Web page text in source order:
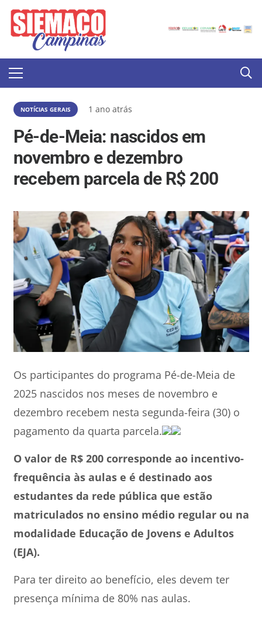
NOTÍCIAS GERAIS 1 ano atrás
Pé-de-Meia: nascidos em
novembro e dezembro
recebem parcela de R$ 200
Os participantes do programa Pé-de-Meia de
2025 nascidos nos meses de novembro e
dezembro recebem nesta segunda-feira (30) o
pagamento da quarta parcela.
O valor de R$ 200 corresponde ao incentivo-
frequência às aulas e é destinado aos
estudantes da rede pública que estão
matriculados no ensino médio regular ou na
modalidade Educação de Jovens e Adultos
(EJA).
Para ter direito ao benefício, eles devem ter
presença mínima de 80% nas aulas.